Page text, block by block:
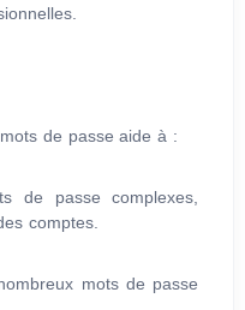
de passe aide à :
de passe complexes,
comptes.
mots de passe